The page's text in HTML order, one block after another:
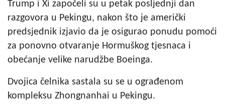
Trump i Xi započeli su u petak posljednji dan
razgovora u Pekingu, nakon što je američki
predsjednik izjavio da je osigurao ponudu pomoći
za ponovno otvaranje Hormuškog tjesnaca i
obećanje velike narudžbe Boeinga.
Dvojica čelnika sastala su se u ograđenom
kompleksu Zhongnanhai u Pekingu.